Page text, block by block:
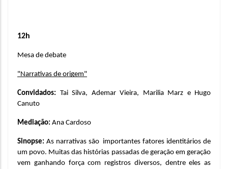
12h
Mesa de debate
"Narrativas de origem"
Convidados: Tai Silva, Ademar Vieira, Marilia Marz e Hugo
Canuto
Mediação: Ana Cardoso
Sinopse: As narrativas são  importantes fatores identitários de
um povo. Muitas das histórias passadas de geração em geração
vem ganhando força com registros diversos, dentre eles as